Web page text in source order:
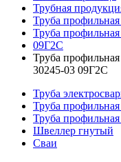
Трубная
Труба
Труба
09Г2С
Труба
30245-03 09Г2С
Труба
Труба профильная
Труба
Швеллер гнутый
Сваи